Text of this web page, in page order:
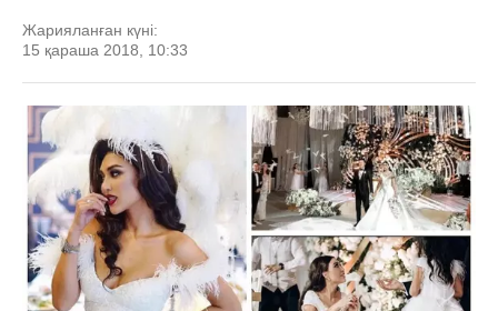
Жарияланған күні:
15 қараша 2018, 10:33